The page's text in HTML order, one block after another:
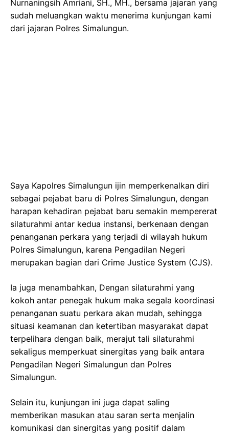
Nurnaningsih Amriani, SH., MH., bersama jajaran yang
sudah meluangkan waktu menerima kunjungan kami
dari jajaran Polres Simalungun.
Saya Kapolres Simalungun ijin memperkenalkan diri
sebagai pejabat baru di Polres Simalungun, dengan
harapan kehadiran pejabat baru semakin mempererat
silaturahmi antar kedua instansi, berkenaan dengan
penanganan perkara yang terjadi di wilayah hukum
Polres Simalungun, karena Pengadilan Negeri
merupakan bagian dari Crime Justice System (CJS).
Ia juga menambahkan, Dengan silaturahmi yang
kokoh antar penegak hukum maka segala koordinasi
penanganan suatu perkara akan mudah, sehingga
situasi keamanan dan ketertiban masyarakat dapat
terpelihara dengan baik, merajut tali silaturahmi
sekaligus memperkuat sinergitas yang baik antara
Pengadilan Negeri Simalungun dan Polres
Simalungun.
Selain itu, kunjungan ini juga dapat saling
memberikan masukan atau saran serta menjalin
komunikasi dan sinergitas yang positif dalam